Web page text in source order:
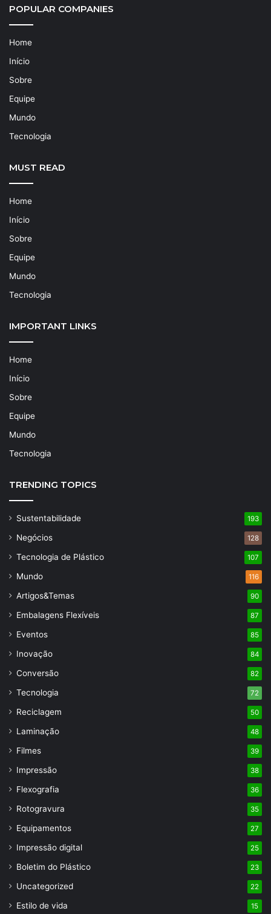
POPULAR COMPANIES
Home
Início
Sobre
Equipe
Mundo
Tecnologia
MUST READ
Home
Início
Sobre
Equipe
Mundo
Tecnologia
IMPORTANT LINKS
Home
Início
Sobre
Equipe
Mundo
Tecnologia
TRENDING TOPICS
Sustentabilidade 193
Negócios 128
Tecnologia de Plástico 107
Mundo 116
Artigos&Temas 90
Embalagens Flexíveis 87
Eventos 85
Inovação 84
Conversão 82
Tecnologia 72
Reciclagem 50
Laminação 48
Filmes 39
Impressão 38
Flexografia 36
Rotogravura 35
Equipamentos 27
Impressão digital 25
Boletim do Plástico 23
Uncategorized 22
Estilo de vida 15